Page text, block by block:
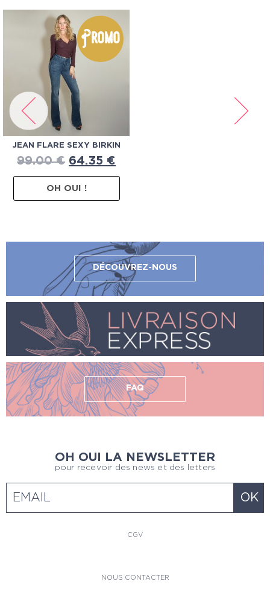
Promo
JEAN FLARE SEXY BIRKIN
99.00€ 64.35 €
OH OUI !
DÉCOUVREZ-NOUS
FAQ
OH OUI LA NEWSLETTER
pour recevoir des news et des letters
CGV
NOUS CONTACTER